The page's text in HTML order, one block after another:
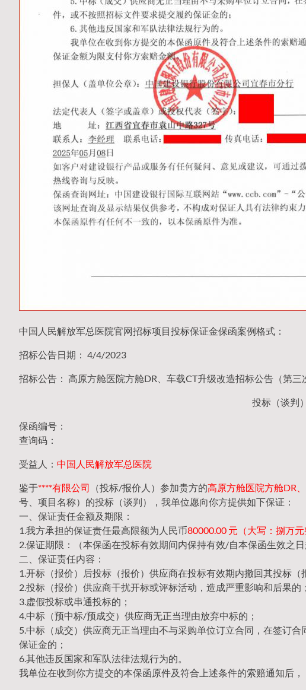
中国人民解放军总医院官网招标项目投标保证金保函案例格式：
招标公告日期： 4/4/2023
招标公告： 高原方舱医院方舱DR、车载CT升级改造招标公告（第三
投标（谈判
保函编号：
查询码：
受益人： 中国人民解放军总医院
鉴于****有限公司 （投标/报价人）参加贵方的高原方舱医院方舱DR
号、项目名称）的投标（谈判），我单位愿向你方提供如下保证：
一、保证责任金额及期限：
1.我方承担的保证责任最高限额为人民币80000.00 元（大写：捌万元
2.保证期限：（本保函在投标有效期间内保持有效/自本保函生效之
二、保证责任内容：
1.开标（报价）后投标（报价）供应商在投标有效期内撤回其投标（
2.投标（报价）供应商干扰开标或评标活动，造成严重影响和后果的；
3.虚假投标或串通投标的；
4.中标（预中标/预成交）供应商无正当理由放弃中标的；
5.中标（成交）供应商无正当理由不与采购单位订立合同，在签订
保证金的；
6.其他违反国家和军队法律法规行为的。
我单位在收到你方提交的本保函原件及符合上述条件的索赔通知后